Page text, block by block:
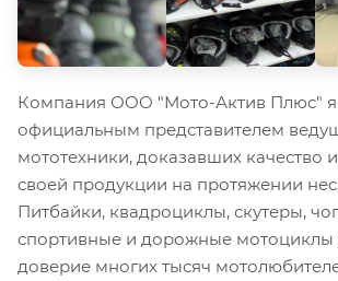
Компания ООО "Мото-Актив Плюс"
официальным представителем
мототехники, доказавших качество
своей продукции на протяжении
Питбайки, квадроциклы, скутеры,
спортивные и дорожные мотоциклы
доверие многих тысяч